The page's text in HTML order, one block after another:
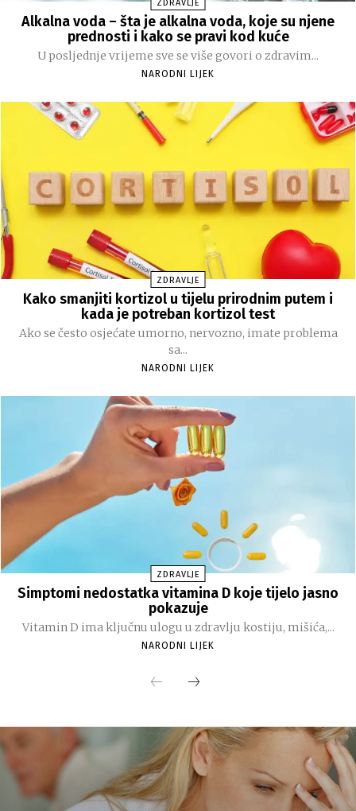
ZDRAVLJE
Alkalna voda – šta je alkalna voda, koje su njene
prednosti i kako se pravi kod kuće
U posljednje vrijeme sve se više govori o zdravim...
NARODNI LIJEK
ZDRAVLJE
Kako smanjiti kortizol u tijelu prirodnim putem i
kada je potreban kortizol test
Ako se često osjećate umorno, nervozno, imate problema
sa...
NARODNI LIJEK
ZDRAVLJE
Simptomi nedostatka vitamina D koje tijelo jasno
pokazuje
Vitamin D ima ključnu ulogu u zdravlju kostiju, mišića,...
NARODNI LIJEK